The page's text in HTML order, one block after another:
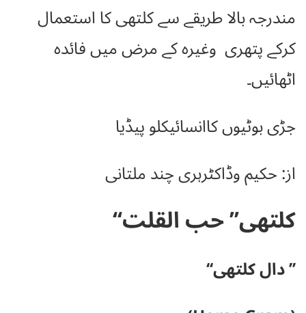
مندرجہ بالا طریقے سے کلتھی کا استعمال
کرکے پتھری وغیرہ کے مرض میں فائدہ
اٹھائیں۔
جڑی بوٹیوں کاانسائیکلو پیڈیا
از: حکیم وڈاکٹرہری چند ملتانی
کلتھی’’ حب القلت‘‘
’’ دال کلتھی‘‘